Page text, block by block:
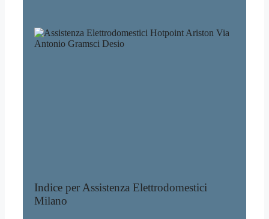
Indice per Assistenza Elettrodomestici
Milano